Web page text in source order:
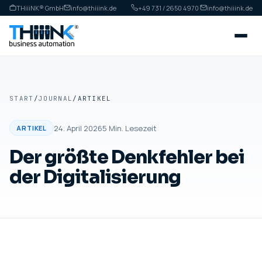
THiiiNK® GmbH info@thiiink.de +49 731 / 2650 4970· info@thiiink.de
START /JOURNAL / ARTIKEL
ARTIKEL 24. April 20265 Min. Lesezeit
Der größte Denkfehler bei
der Digitalisierung